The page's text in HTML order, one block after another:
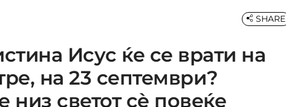
Исус ќе се врати на
на 23 септември?
низ светот сѐ повеќе
SHARE